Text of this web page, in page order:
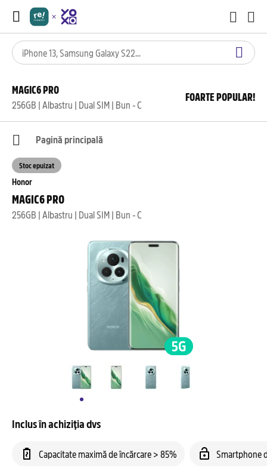
MAGIC6 PRO
256GB | Albastru | Dual SIM | Bun - C
FOARTE POPULAR!
Pagină principală
Honor
MAGIC6 PRO
256GB | Albastru | Dual SIM | Bun - C
Stoc epuizat
Inclus în achiziția dvs
Capacitate maximă de încărcare > 85% Smartphone